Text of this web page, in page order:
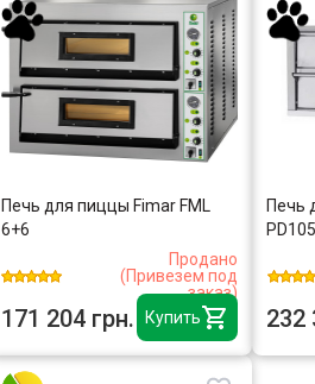
Купить
Печь для пиццы Fimar FML
6+6
Продано
(Привезем под
заказ)
171 204 грн.
Печь
232